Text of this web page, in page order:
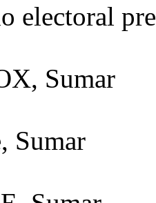
electoral
Sumar
Sumar